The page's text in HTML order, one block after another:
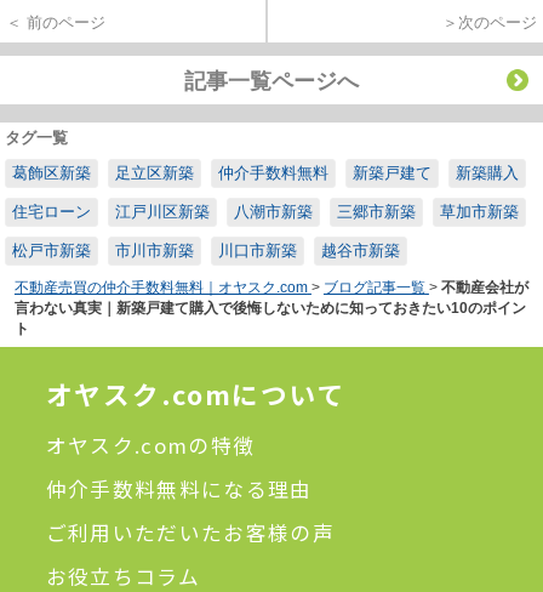
＜ 前のページ ＞次のページ
記事一覧ページへ
タグ一覧
葛飾区新築
足立区新築 仲介手数料無料 新築戸建て 新築購入
住宅ローン 江戸川区新築 八潮市新築 三郷市新築 草加市新築
松戸市新築 市川市新築 川口市新築 越谷市新築
不動産売買の仲介手数料無料｜オヤスク.com > ブログ記事一覧 > 不動産会社が
言わない真実｜新築戸建て購入で後悔しないために知っておきたい10のポイン
ト
オヤスク.comについて
オヤスク.comの特徴
仲介手数料無料になる理由
ご利用いただいたお客様の声
お役立ちコラム